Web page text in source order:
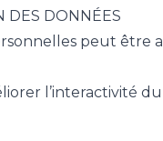
DES DONNÉES
peut être
l’interactivité du